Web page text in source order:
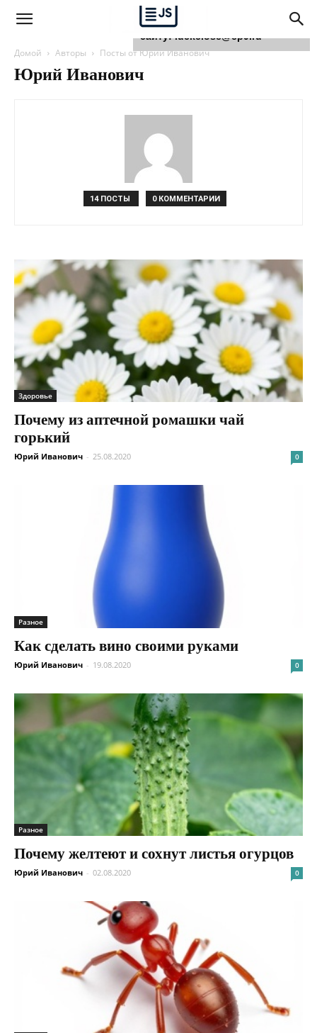
Домой Авторы Посты от Юрий Иванович
Юрий Иванович
14 ПОСТЫ 0 КОММЕНТАРИИ
Здоровье
Почему из аптечной ромашки чай
горький
Юрий Иванович - 25.08.2020 0
Разное
Как сделать вино своими руками
Юрий Иванович - 19.08.2020 0
Разное
Почему желтеют и сохнут листья огурцов
Юрий Иванович - 02.08.2020 0
Для любых предложений по
сайту: luckclose@cp9.ru